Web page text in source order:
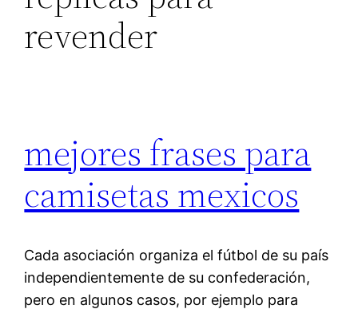
revender
mejores frases para
camisetas mexicos
Cada asociación organiza el fútbol de su país
independientemente de su confederación,
pero en algunos casos, por ejemplo para